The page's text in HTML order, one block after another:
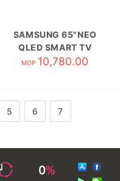
SAMSUNG 65"NEO
QLED SMART TV
QA65QN85FAJXZK
MOP 10,780.00
5 6 7